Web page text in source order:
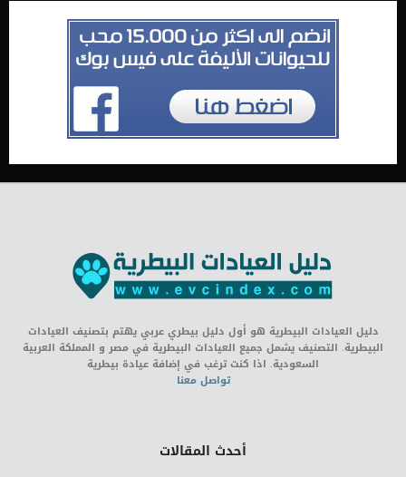
دليل العيادات البيطرية هو أول دليل بيطري عربي يهتم بتصنيف العيادات
البيطرية. التصنيف يشمل جميع العيادات البيطرية في مصر و المملكة العربية
السعودية. اذا كنت ترغب في إضافة عيادة بيطرية
تواصل معنا
أحدث المقالات